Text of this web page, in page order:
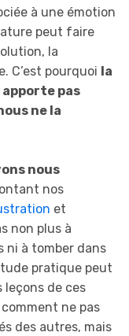
à une émotion
peut faire
la
C’est pourquoi la
pas
ne la
nous
nos
et
non plus à
ni à tomber dans
pratique peut
leçons de ces
ne pas
des autres, mais